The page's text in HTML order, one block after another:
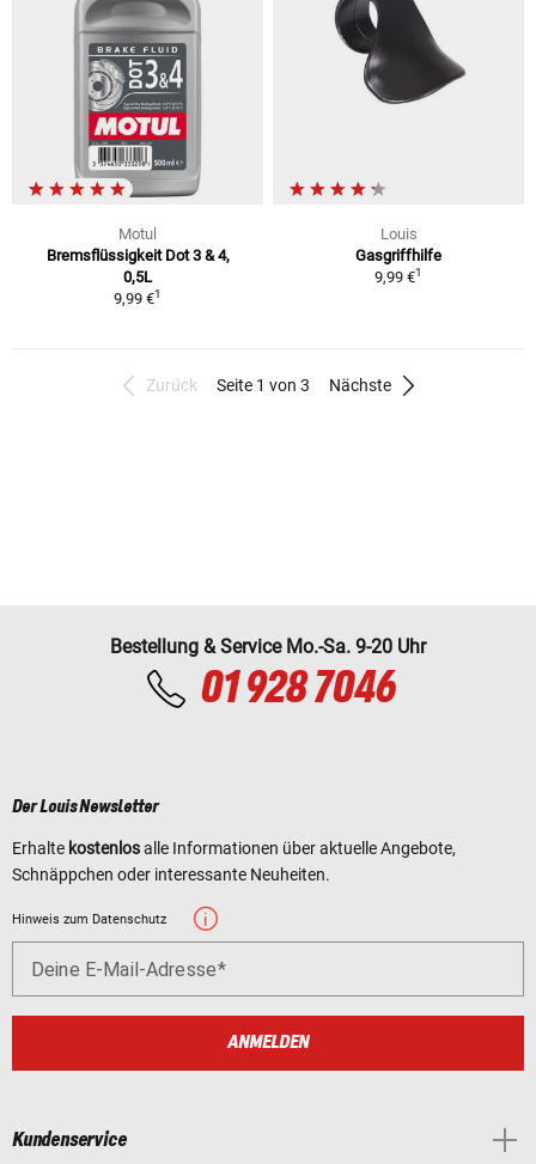
Motul
Bremsflüssigkeit Dot 3 & 4,
0,5L
9,99 €1
Louis
Gasgriffhilfe
9,99 €1
Zurück Seite 1 von 3 Nächste
Bestellung & Service Mo.-Sa. 9-20 Uhr
01 928 7046
Der Louis Newsletter
Erhalte kostenlosalle Informationen über aktuelle Angebote,
Schnäppchen oder interessante Neuheiten.
Hinweis zum Datenschutz
Deine E-Mail-Adresse
ANMELDEN
Kundenservice